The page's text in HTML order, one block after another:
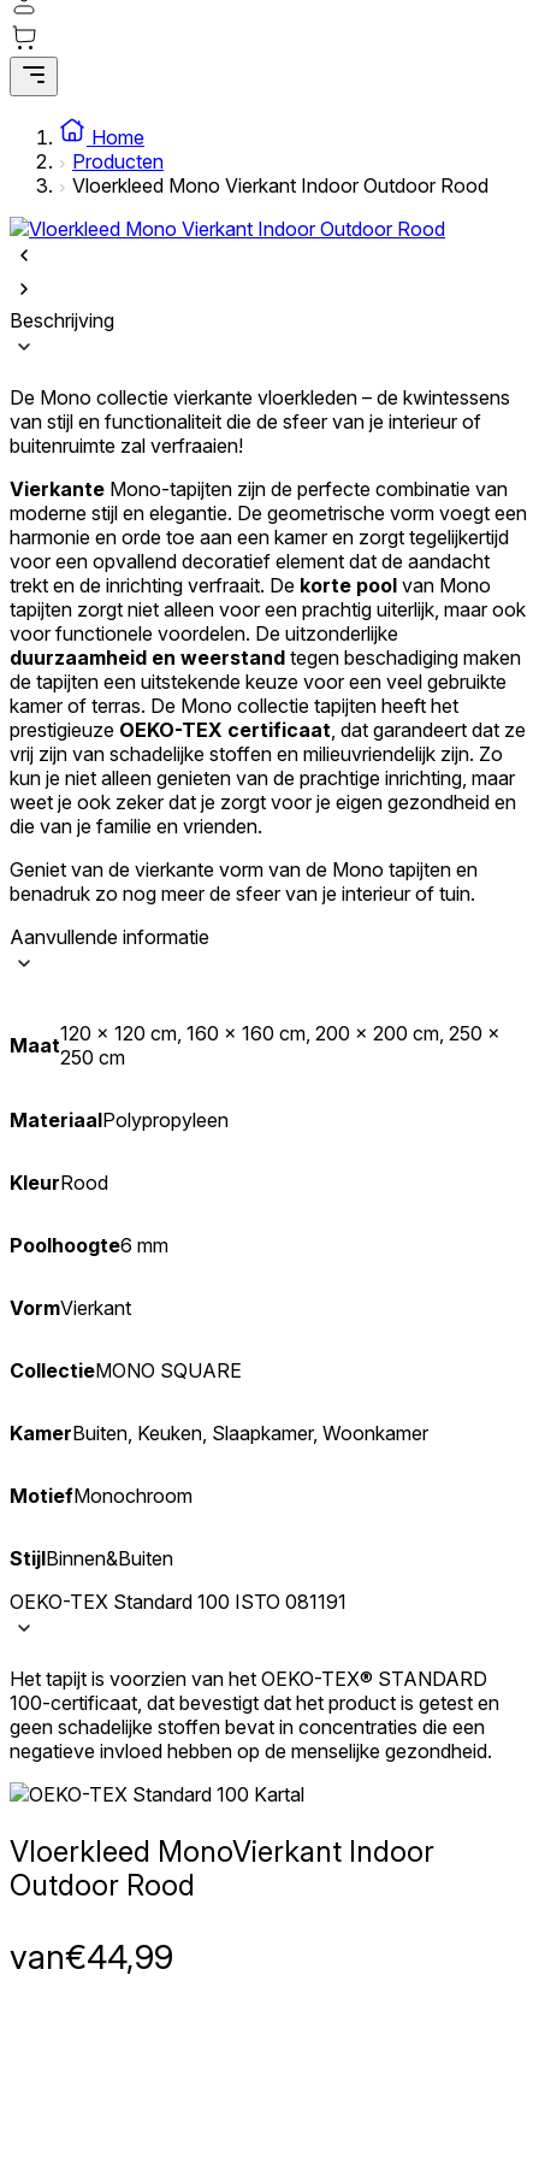
Home
Producten
Vloerkleed Mono Vierkant Indoor Outdoor Rood
Beschrijving
De Mono collectie vierkante vloerkleden – de kwintessens
van stijl en functionaliteit die de sfeer van je interieur of
buitenruimte zal verfraaien!
Vierkante Mono-tapijten zijn de perfecte combinatie van
moderne stijl en elegantie. De geometrische vorm voegt een
harmonie en orde toe aan een kamer en zorgt tegelijkertijd
voor een opvallend decoratief element dat de aandacht
trekt en de inrichting verfraait. De korte pool van Mono
tapijten zorgt niet alleen voor een prachtig uiterlijk, maar ook
voor functionele voordelen. De uitzonderlijke
duurzaamheid en weerstand tegen beschadiging maken
de tapijten een uitstekende keuze voor een veel gebruikte
kamer of terras. De Mono collectie tapijten heeft het
prestigieuze OEKO-TEX certificaat , dat garandeert dat ze
vrij zijn van schadelijke stoffen en milieuvriendelijk zijn. Zo
kun je niet alleen genieten van de prachtige inrichting, maar
weet je ook zeker dat je zorgt voor je eigen gezondheid en
die van je familie en vrienden.
Geniet van de vierkante vorm van de Mono tapijten en
benadruk zo nog meer de sfeer van je interieur of tuin.
Aanvullende informatie
Maat120 x 120 cm, 160 x 160 cm, 200 x 200 cm, 250 x
250 cm
MateriaalPolypropyleen
KleurRood
Poolhoogte6 mm
VormVierkant
CollectieMONO SQUARE
KamerBuiten, Keuken, Slaapkamer, Woonkamer
MotiefMonochroom
StijlBinnen&Buiten
OEKO-TEX Standard 100 ISTO 081191
Het tapijt is voorzien van het OEKO-TEX® STANDARD
100-certificaat, dat bevestigt dat het product is getest en
geen schadelijke stoffen bevat in concentraties die een
negatieve invloed hebben op de menselijke gezondheid.
Vloerkleed MonoVierkant Indoor
Outdoor Rood
van€44,99
Statistieken
Statistische cookies helpen website-eigenaren te begrijpen hoe
bezoekers omgaan met websites door anoniem informatie te
verzamelen en te rapporteren.
Marketingcookies worden gebruikt om gebruikers over websites te
Niet-geclassificeerde cookies zijn cookies die in het proces van
classificatie zijn, samen met de aanbieders van de individuele cookies.
Weiger
Sla mijn voorkeuren op
Accepteer alles